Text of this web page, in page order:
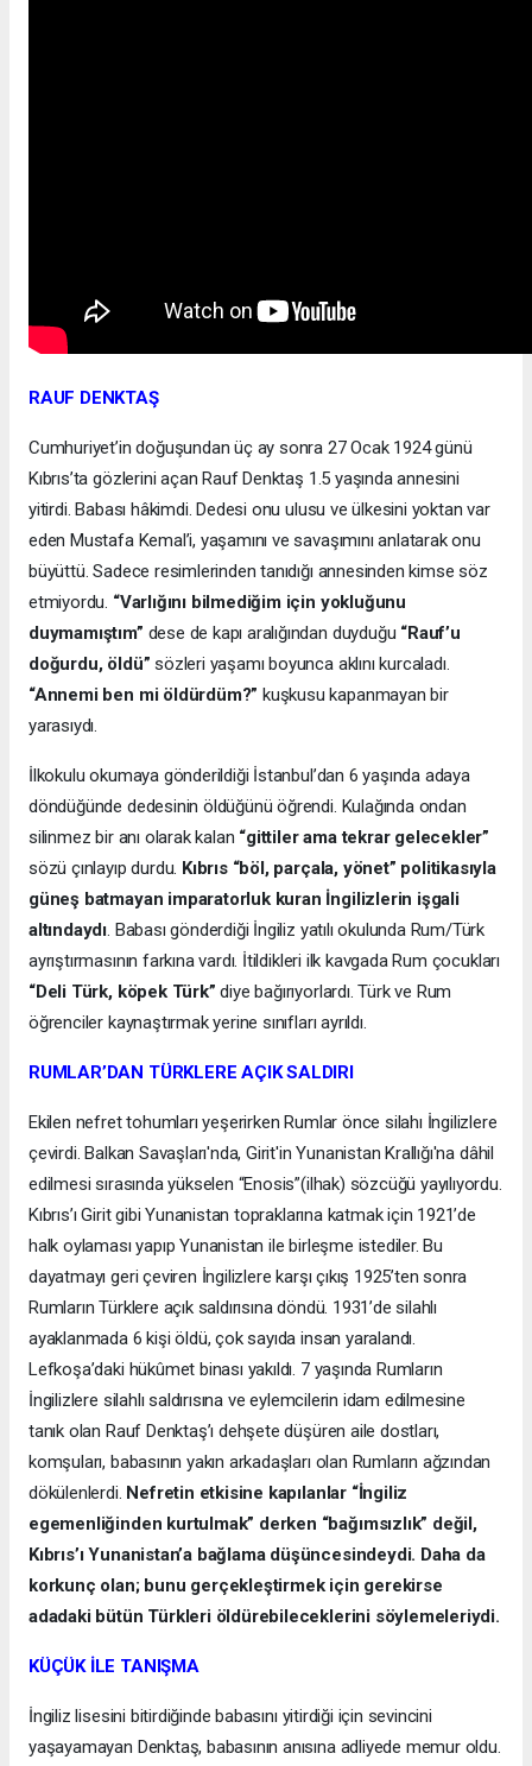
RAUF DENKTAŞ
Cumhuriyet’in doğuşundan üç ay sonra 27 Ocak 1924 günü
Kıbrıs’ta gözlerini açan Rauf Denktaş 1.5 yaşında annesini
yitirdi. Babası hâkimdi. Dedesi onu ulusu ve ülkesini yoktan var
eden Mustafa Kemal’i, yaşamını ve savaşımını anlatarak onu
büyüttü. Sadece resimlerinden tanıdığı annesinden kimse söz
etmiyordu. “Varlığını bilmediğim için yokluğunu
duymamıştım” dese de kapı aralığından duyduğu “Rauf’u
doğurdu, öldü” sözleri yaşamı boyunca aklını kurcaladı.
“Annemi ben mi öldürdüm?”kuşkusu kapanmayan bir
yarasıydı.
İlkokulu okumaya gönderildiği İstanbul’dan 6 yaşında adaya
döndüğünde dedesinin öldüğünü öğrendi. Kulağında ondan
silinmez bir anı olarak kalan “gittiler ama tekrar gelecekler”
sözü çınlayıp durdu. Kıbrıs “böl, parçala, yönet” politikasıyla
güneş batmayan imparatorluk kuran İngilizlerin işgali
altındaydı. Babası gönderdiği İngiliz yatılı okulunda Rum/Türk
ayrıştırmasının farkına vardı. İtildikleri ilk kavgada Rum çocukları
“Deli Türk, köpek Türk” diye bağırıyorlardı. Türk ve Rum
öğrenciler kaynaştırmak yerine sınıfları ayrıldı.
RUMLAR’DAN TÜRKLERE AÇIK SALDIRI
Ekilen nefret tohumları yeşerirken Rumlar önce silahı İngilizlere
çevirdi. Balkan Savaşları'nda, Girit'in Yunanistan Krallığı'na dâhil
edilmesi sırasında yükselen “Enosis”(ilhak) sözcüğü yayılıyordu.
Kıbrıs’ı Girit gibi Yunanistan topraklarına katmak için 1921’de
halk oylaması yapıp Yunanistan ile birleşme istediler. Bu
dayatmayı geri çeviren İngilizlere karşı çıkış 1925’ten sonra
Rumların Türklere açık saldırısına döndü. 1931’de silahlı
ayaklanmada 6 kişi öldü, çok sayıda insan yaralandı.
Lefkoşa’daki hükûmet binası yakıldı. 7 yaşında Rumların
İngilizlere silahlı saldırısına ve eylemcilerin idam edilmesine
tanık olan Rauf Denktaş’ı dehşete düşüren aile dostları,
komşuları, babasının yakın arkadaşları olan Rumların ağzından
dökülenlerdi. Nefretin etkisine kapılanlar “İngiliz
egemenliğinden kurtulmak” derken “bağımsızlık” değil,
Kıbrıs’ı Yunanistan’a bağlama düşüncesindeydi. Daha da
korkunç olan; bunu gerçekleştirmek için gerekirse
adadaki bütün Türkleri öldürebileceklerini söylemeleriydi.
KÜÇÜK İLE TANIŞMA
İngiliz lisesini bitirdiğinde babasını yitirdiği için sevincini
yaşayamayan Denktaş, babasının anısına adliyede memur oldu.